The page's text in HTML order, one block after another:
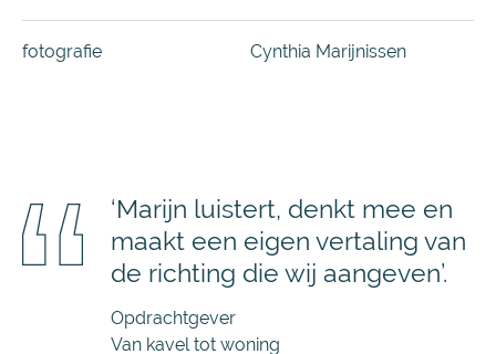
fotografie Cynthia Marijnissen
‘Marijn luistert, denkt mee en
maakt een eigen vertaling van
de richting die wij aangeven’.
Opdrachtgever
Van kavel tot woning